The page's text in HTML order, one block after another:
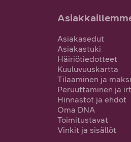
Asiakasedut
Asiakastuki
Häiriötiedotteet
Kuuluvuuskartta
Tilaaminen ja
Peruuttaminen ja
Hinnastot ja ehdot
Oma DNA
Toimitustavat
Vinkit ja sisällöt